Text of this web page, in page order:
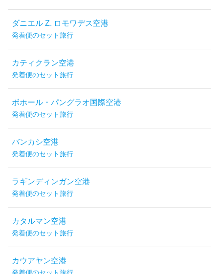
ダニエル Z. ロモワデス空港
発着便のセット旅行
カティクラン空港
発着便のセット旅行
ボホール・パングラオ国際空港
発着便のセット旅行
バンカシ空港
発着便のセット旅行
ラギンディンガン空港
発着便のセット旅行
カタルマン空港
発着便のセット旅行
カウアヤン空港